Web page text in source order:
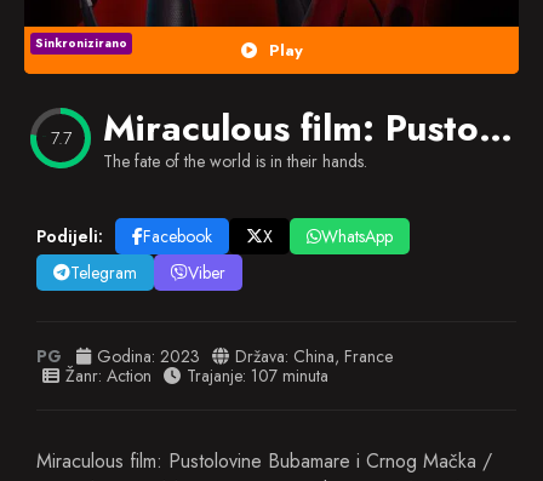
Play
Sinkronizirano
7.7 Miraculous film: Pustolovine Bubamare i Crnog Mačka
The fate of the world is in their hands.
Podijeli: Facebook X
WhatsApp
Telegram
Viber
PG Godina: 2023 Država: China, France
Žanr: Action Trajanje: 107 minuta
Miraculous film: Pustolovine Bubamare i Crnog Mačka /